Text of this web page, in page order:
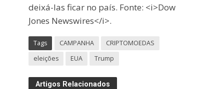
deixá-las ficar no país. Fonte: <i>Dow
Jones Newswires</i>.
Tags CAMPANHA
CRIPTOMOEDAS
eleições
EUA Trump
Artigos Relacionados